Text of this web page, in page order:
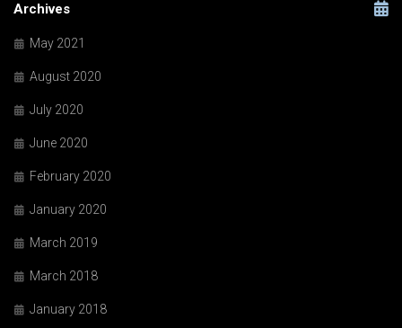
Archives
May 2021
August 2020
July 2020
June 2020
February 2020
January 2020
March 2019
March 2018
January 2018